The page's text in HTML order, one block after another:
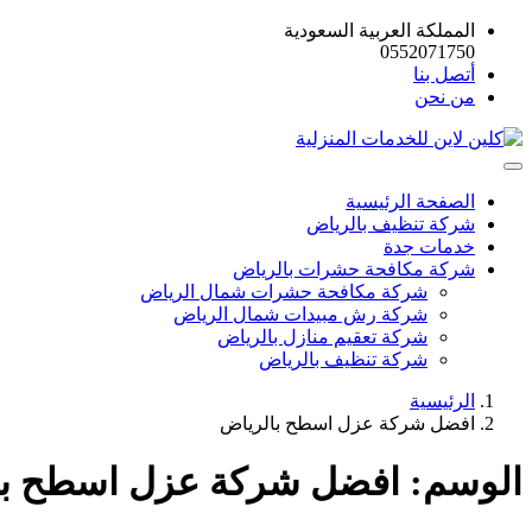
المملكة العربية السعودية
0552071750
أتصل بنا
من نحن
الصفحة الرئيسية
شركة تنظيف بالرياض
خدمات جدة
شركة مكافحة حشرات بالرياض
شركة مكافحة حشرات شمال الرياض
شركة رش مبيدات شمال الرياض
شركة تعقيم منازل بالرياض
شركة تنظيف بالرياض
الرئيسية
افضل شركة عزل اسطح بالرياض
الوسم: افضل شركة عزل اسطح